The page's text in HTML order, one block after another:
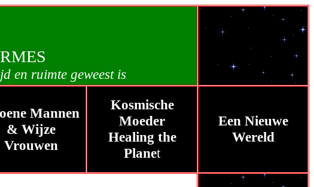
en ruimte geweest is
Mannen
& Wijze
Vrouwen
Kosmische
Moeder
Healing the
Planet
Een Nieuwe
Wereld